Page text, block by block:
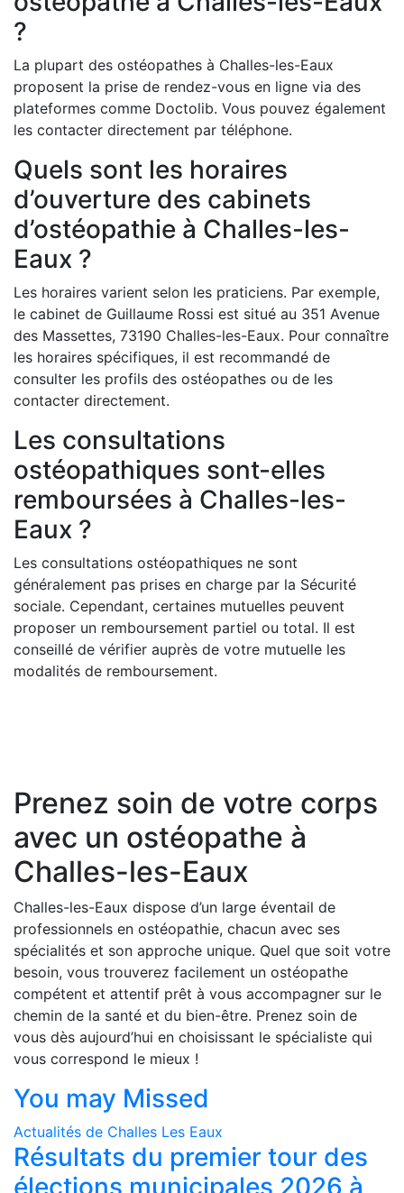
?
La plupart des ostéopathes à Challes-les-Eaux
proposent la prise de rendez-vous en ligne via des
plateformes comme Doctolib. Vous pouvez également
les contacter directement par téléphone.
Quels sont les horaires
d’ouverture des cabinets
d’ostéopathie à Challes-les-
Eaux ?
Les horaires varient selon les praticiens. Par exemple,
le cabinet de Guillaume Rossi est situé au 351 Avenue
des Massettes, 73190 Challes-les-Eaux. Pour connaître
les horaires spécifiques, il est recommandé de
consulter les profils des ostéopathes ou de les
contacter directement.
Les consultations
ostéopathiques sont-elles
remboursées à Challes-les-
Eaux ?
Les consultations ostéopathiques ne sont
généralement pas prises en charge par la Sécurité
sociale. Cependant, certaines mutuelles peuvent
proposer un remboursement partiel ou total. Il est
conseillé de vérifier auprès de votre mutuelle les
modalités de remboursement.
Prenez soin de votre corps
avec un ostéopathe à
Challes-les-Eaux
Challes-les-Eaux dispose d’un large éventail de
professionnels en ostéopathie, chacun avec ses
spécialités et son approche unique. Quel que soit votre
besoin, vous trouverez facilement un ostéopathe
compétent et attentif prêt à vous accompagner sur le
chemin de la santé et du bien-être. Prenez soin de
vous dès aujourd’hui en choisissant le spécialiste qui
vous correspond le mieux !
You may Missed
Actualités de Challes Les Eaux
Résultats du premier tour des
élections municipales 2026 à